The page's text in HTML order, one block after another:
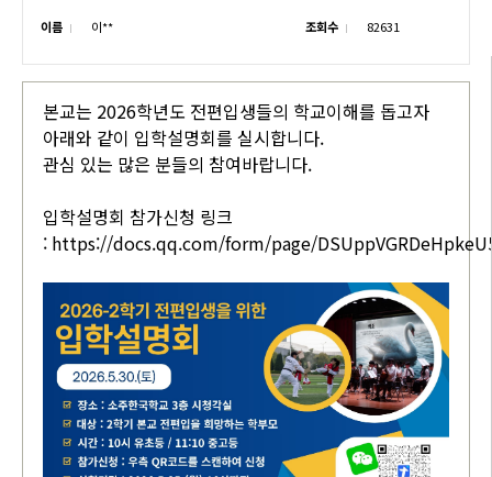
이름 이** 조회수 82631
본교는 2026학년도 전편입생들의 학교이해를 돕고자
아래와 같이 입학설명회를 실시합니다.
관심 있는 많은 분들의 참여바랍니다.
입학설명회 참가신청 링크
: https://docs.qq.com/form/page/